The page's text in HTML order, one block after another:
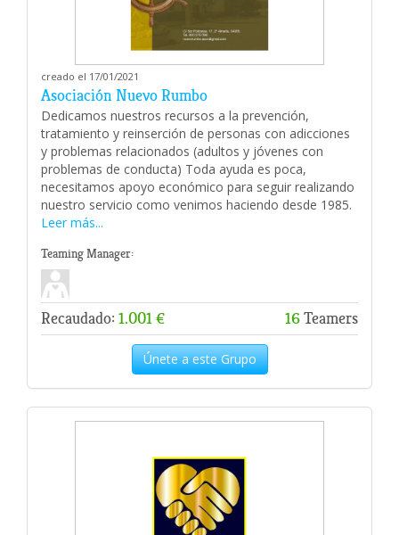
creado el 17/01/2021
Asociación Nuevo Rumbo
Dedicamos nuestros recursos a la prevención,
tratamiento y reinserción de personas con adicciones
y problemas relacionados (adultos y jóvenes con
problemas de conducta) Toda ayuda es poca,
necesitamos apoyo económico para seguir realizando
nuestro servicio como venimos haciendo desde 1985.
Leer más...
Teaming Manager:
Recaudado: 1.001 € 16Teamers
Únete a este Grupo